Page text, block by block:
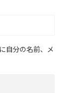
自分の名前、メ